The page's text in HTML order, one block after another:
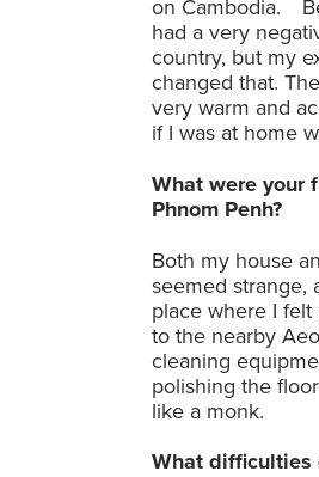
on Cambodia.
had a very
country, but my
changed that.
very warm and
if I was at home
What were your
Phnom Penh?
Both my house
seemed strange,
place where I felt
to the nearby
cleaning
polishing the
like a monk.
What difficulties